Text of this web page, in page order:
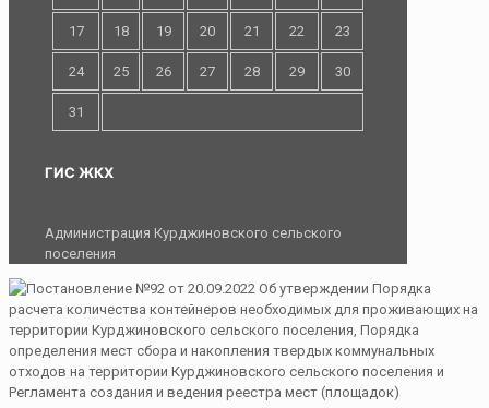
17 18 19 20 21 22 23
24 25 26 27 28 29 30
31
ГИС ЖКХ
Администрация Курджиновского сельского
поселения